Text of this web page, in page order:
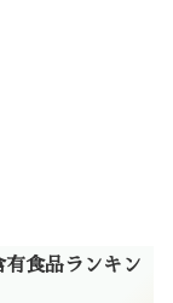
有食品ランキン